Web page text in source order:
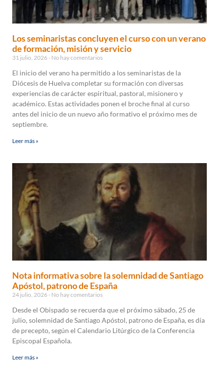
Los seminaristas concluyen el curso con un verano
de formación, misión y servicio
31 julio, 2026 No hay comentarios
El inicio del verano ha permitido a los seminaristas de la
Diócesis de Huelva completar su formación con diversas
experiencias de carácter espiritual, pastoral, misionero y
académico. Estas actividades ponen el broche final al curso
antes del inicio de un nuevo año formativo el próximo mes de
septiembre.
Leer más »
Nota informativa sobre la solemnidad de Santiago
Apóstol, patrono de España
24 julio, 2026 No hay comentarios
Desde el Obispado se recuerda que el próximo sábado, 25 de
julio, solemnidad de Santiago Apóstol, patrono de España, es día
de precepto, según el Calendario Litúrgico de la Conferencia
Episcopal Española.
Leer más »